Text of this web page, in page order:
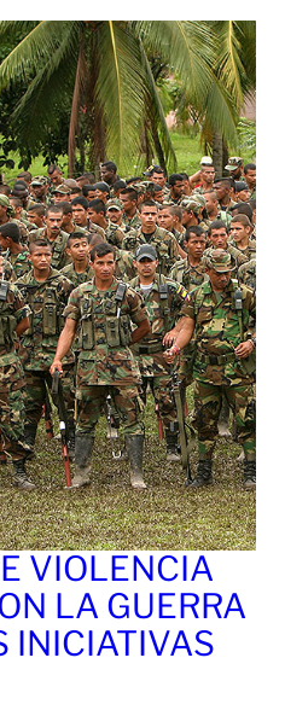
VIOLENCIA
LA GUERRA
INICIATIVAS